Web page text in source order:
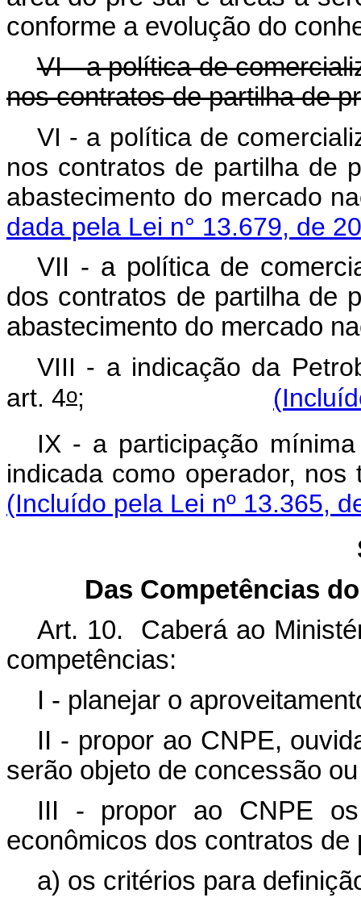
conforme a evolução do
VI - a política de
nos contratos de partilha de
VI - a política de
nos contratos de partilha de
abastecimento do
dada pela Lei n° 13.679, de
VII - a política de
dos contratos de partilha de
abastecimento do mercado
VIII - a indicação da
art. 4o;
IX - a participação
indicada como operador,
(Incluído pela Lei nº 13.365,
Das Competências
Art. 10. Caberá ao
competências:
I - planejar o
II - propor ao CNPE,
serão objeto de concessão
III - propor ao CNPE os
econômicos dos contratos de
a) os critérios para